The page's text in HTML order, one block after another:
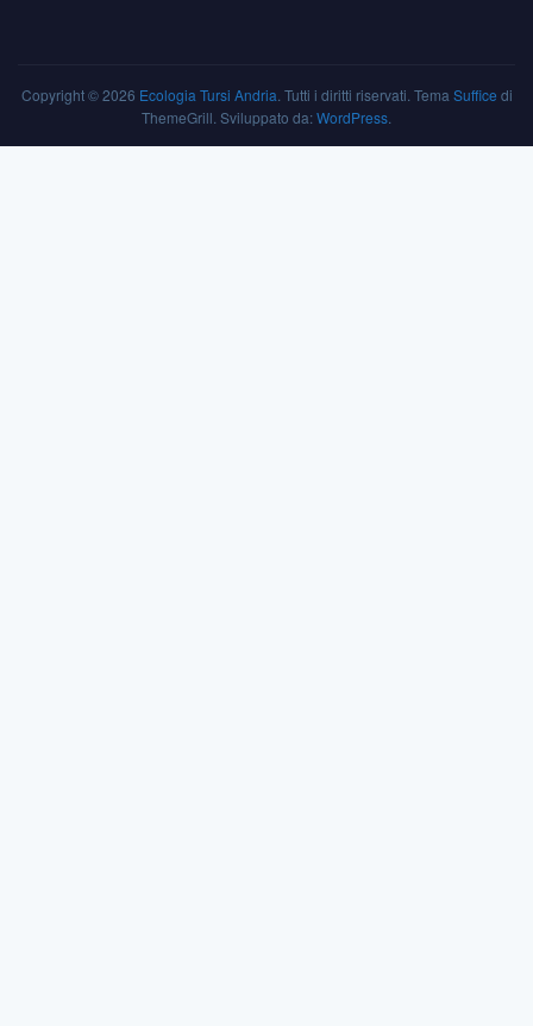
Copyright © 2026 Ecologia Tursi Andria . Tutti i diritti riservati. Tema Suffice di
ThemeGrill. Sviluppato da:WordPress